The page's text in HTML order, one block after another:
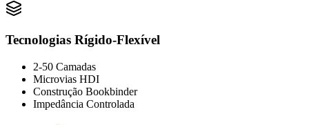
Tecnologias Rígido-Flexível
2-50 Camadas
Microvias HDI
Construção Bookbinder
Impedância Controlada